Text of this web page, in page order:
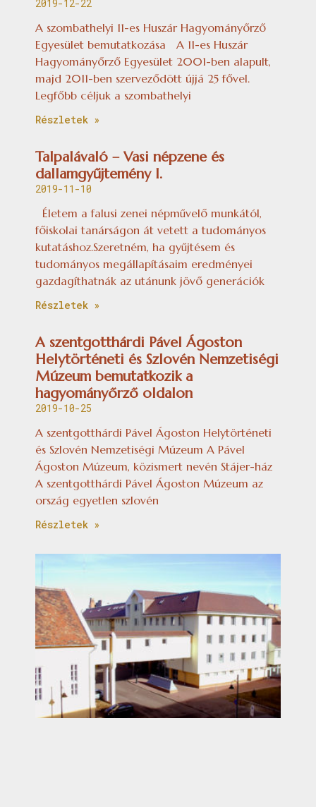
2019-12-22
A szombathelyi 11-es Huszár Hagyományőrző
Egyesület bemutatkozása A 11-es Huszár
Hagyományőrző Egyesület 2001-ben alapult,
majd 2011-ben szerveződött újjá 25 fővel.
Legfőbb céljuk a szombathelyi
Részletek »
Talpalávaló – Vasi népzene és
dallamgyűjtemény I.
2019-11-10
Életem a falusi zenei népművelő munkától,
főiskolai tanárságon át vetett a tudományos
kutatáshoz.Szeretném, ha gyűjtésem és
tudományos megállapításaim eredményei
gazdagíthatnák az utánunk jövő generációk
Részletek »
A szentgotthárdi Pável Ágoston
Helytörténeti és Szlovén Nemzetiségi
Múzeum bemutatkozik a
hagyományőrző oldalon
2019-10-25
A szentgotthárdi Pável Ágoston Helytörténeti
és Szlovén Nemzetiségi Múzeum A Pável
Ágoston Múzeum, közismert nevén Stájer-ház
A szentgotthárdi Pável Ágoston Múzeum az
ország egyetlen szlovén
Részletek »